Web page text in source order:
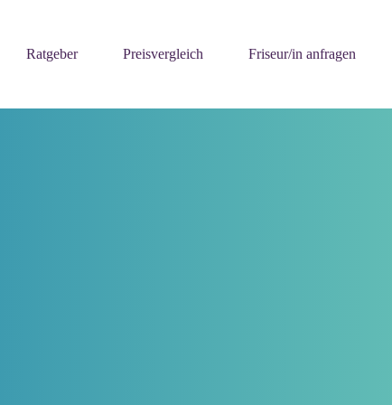
Ratgeber
Preisvergleich Friseur/in anfragen